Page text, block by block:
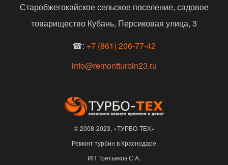
Старобжегокайское сельское поселение, садовое
товарищество Кубань, Персиковая улица, 3
☎: +7 (861) 206-77-42
info@remontturbin23.ru
© 2008-2023, «ТУРБО-ТЕХ»
Ремонт турбин в Краснодаре
ИП Третьяков С.А.